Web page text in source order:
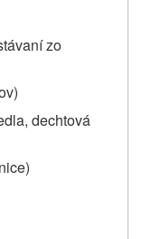
zo
dechtová